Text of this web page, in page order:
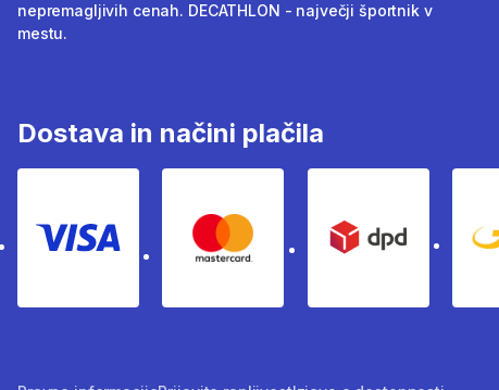
nepremagljivih cenah. DECATHLON - največji športnik v
mestu.
Dostava in načini plačila
Visa Mastercard Dpd